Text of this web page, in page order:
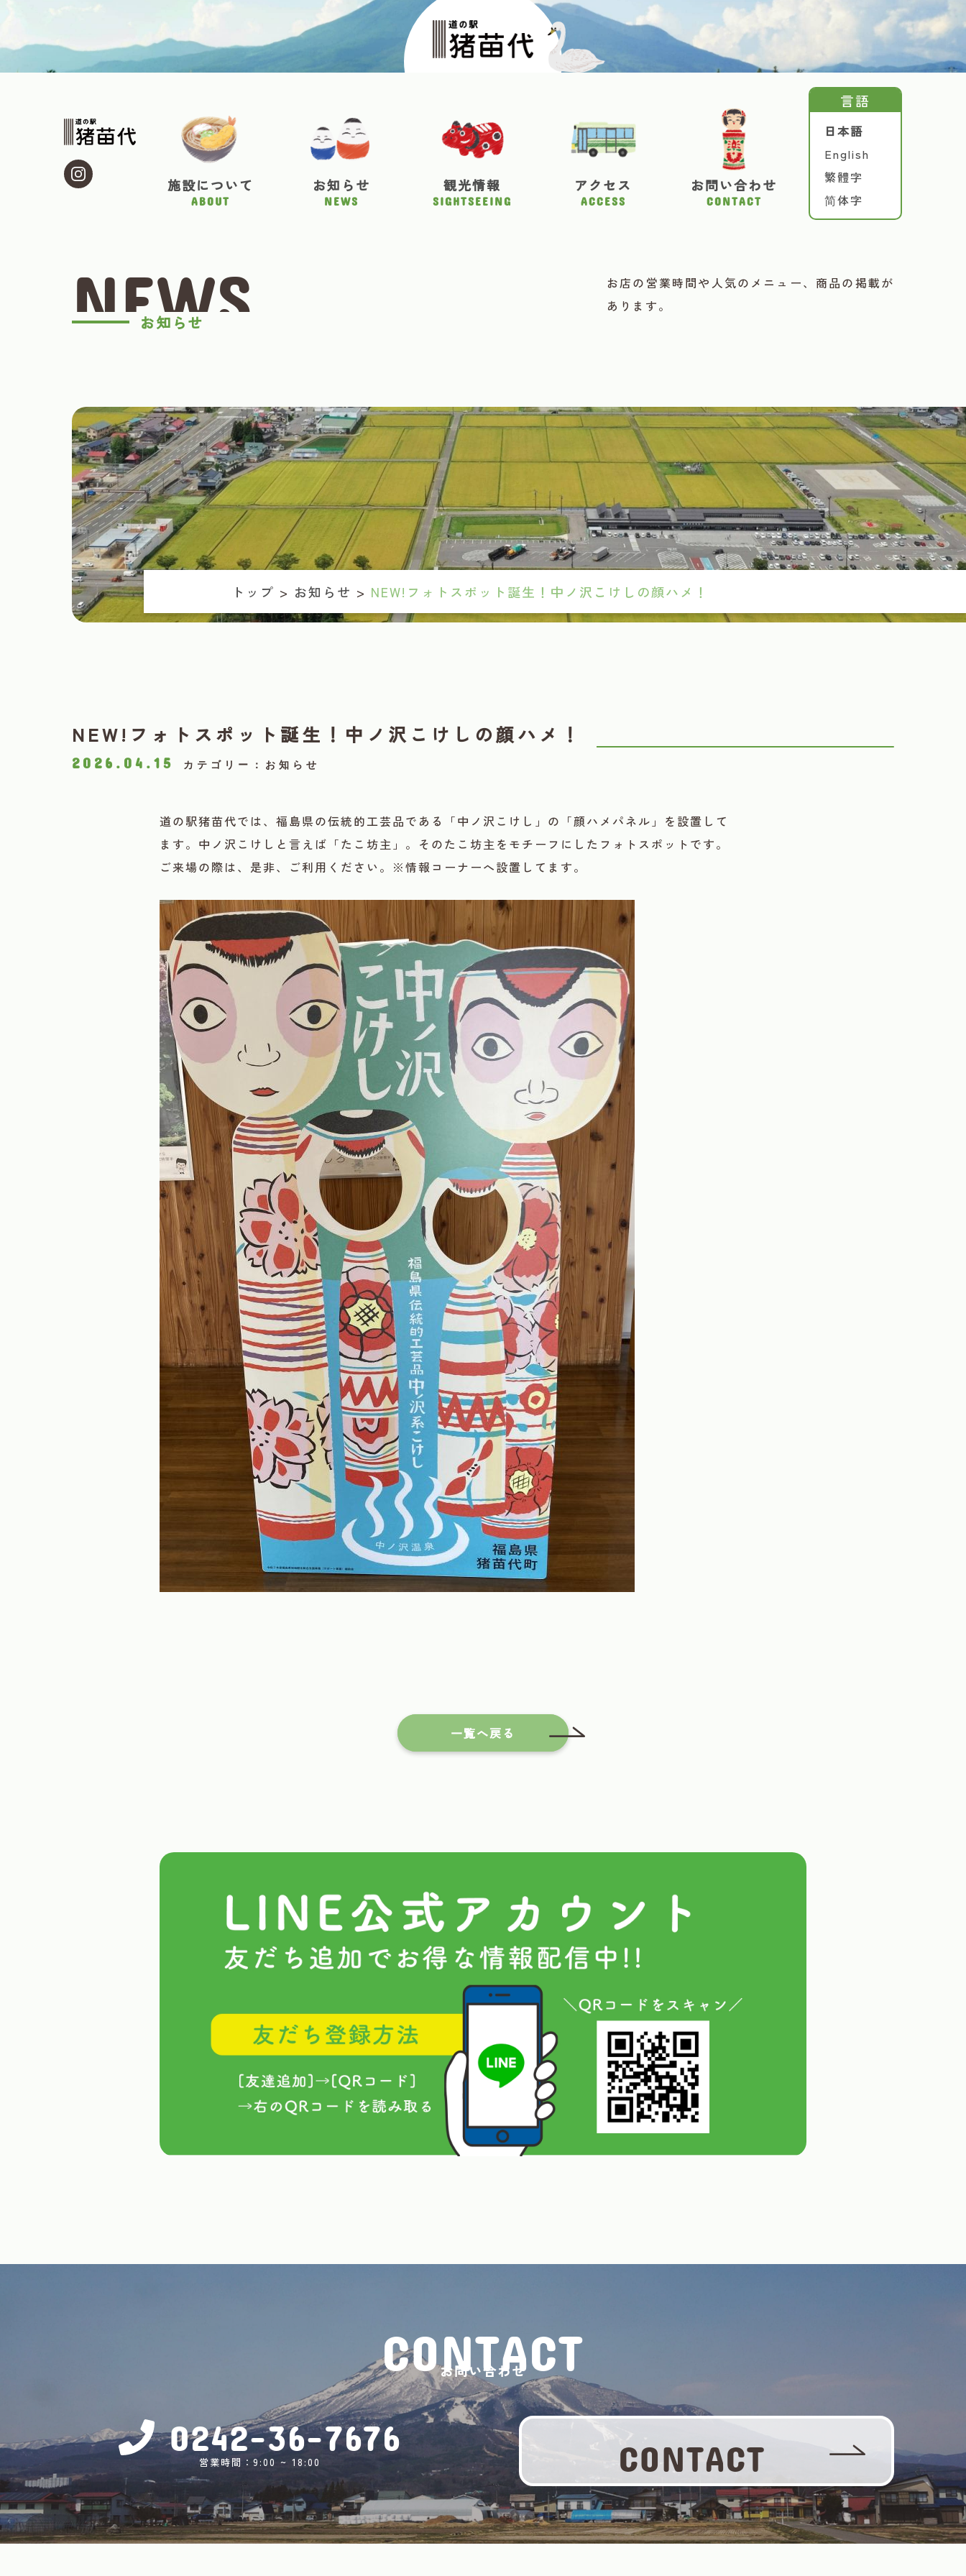
施設について
ABOUT
お知らせ
NEWS
観光情報
SIGHTSEEING
アクセス
ACCESS
お問い合わせ
CONTACT
言語
简体字
繁體字
English
日本語
NEWS
お知らせ
お店の営業時間や人気のメニュー、商品の掲載が
あります。
トップ > お知らせ > NEW!フォトスポット誕生！中ノ沢こけしの顔ハメ！
NEW!フォトスポット誕生！中ノ沢こけしの顔ハメ！
2026.04.15 カテゴリー：お知らせ
道の駅猪苗代では、福島県の伝統的工芸品である「中ノ沢こけし」の「顔ハメパネル」を設置して
ます。中ノ沢こけしと言えば「たこ坊主」。そのたこ坊主をモチーフにしたフォトスポットです。
ご来場の際は、是非、ご利用ください。※情報コーナーへ設置してます。
一覧へ戻る
CONTACT
お問い合わせ
0242-36-7676
営業時間：9:00 ~ 18:00 CONTACT